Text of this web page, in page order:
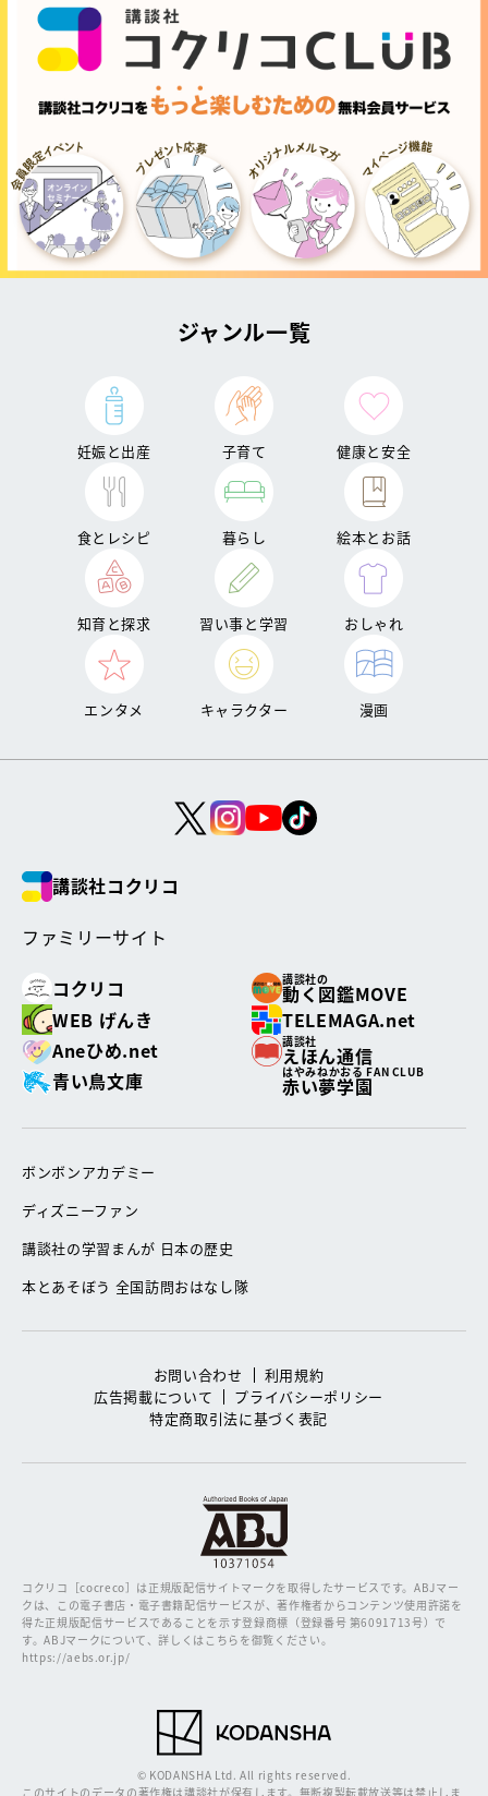
ジャンル一覧
妊娠と出産 子育て 健康と安全
食とレシピ 暮らし 絵本とお話
知育と探求 習い事と学習 おしゃれ
エンタメ キャラクター 漫画
講談社コクリコ
ファミリーサイト
コクリコ
講談社の
動く図鑑MOVE
WEB げんき
TELEMAGA.net
Aneひめ.net
講談社
えほん通信
青い鳥文庫
はやみねかおる FAN CLUB
赤い夢学園
ボンボンアカデミー
ディズニーファン
講談社の学習まんが 日本の歴史
本とあそぼう 全国訪問おはなし隊
お問い合わせ
利用規約
広告掲載について
プライバシーポリシー
特定商取引法に基づく表記
コクリコ［cocreco］は正規版配信サイトマークを取得したサービスです。ABJマー
クは、この電子書店・電子書籍配信サービスが、著作権者からコンテンツ使用許諾を
得た正規版配信サービスであることを示す登録商標（登録番号 第6091713号）で
す。ABJマークについて、詳しくはこちらを御覧ください。
https://aebs.or.jp/
© KODANSHA Ltd. All rights reserved.
このサイトのデータの著作権は講談社が保有します。無断複製転載放送等は禁止しま